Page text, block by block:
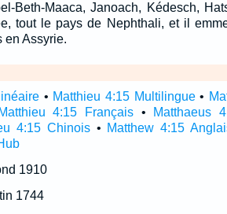
Beth-Maaca, Janoach, Kédesch,
tout le pays de Nephthali, et il
en Assyrie.
• Matthieu 4:15 Multilingue•
Matthieu 4:15 Français•
Matthaeus
4:15 Chinois• Matthew 4:15
1910
1744